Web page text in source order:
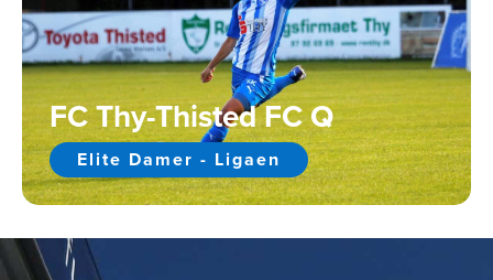
FC Thy-Thisted FC Q
Elite Damer - Ligaen